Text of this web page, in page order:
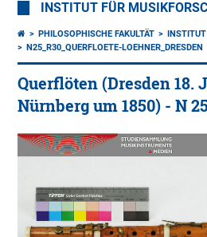
INSTITUT FÜR
PHILOSOPHISCHE FAKULTÄT
N25_R30_QUERFLOETE-LOEHNER_DRESDEN
Querflöten (Dresden 18.
Nürnberg um 1850) - N